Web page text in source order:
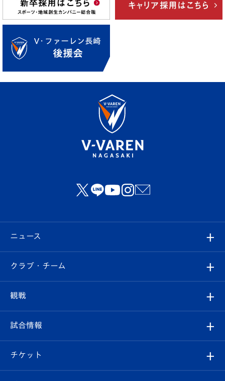
ニュース
すべて
クラブ
試合情報
クラブ・チーム
クラブ概要
エンブレム紹介
観戦
観戦ルール
はじめての観戦ガイド
試合情報
試合日程/結果
チケット